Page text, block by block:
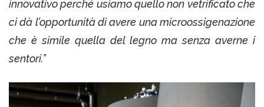
innovativo perché usiamo quello non vetrificato che
ci dà l’opportunità di avere una microossigenazione
che è simile quella del legno ma senza averne i
sentori.”